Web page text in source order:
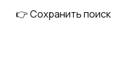
👉 Сохранить поиск